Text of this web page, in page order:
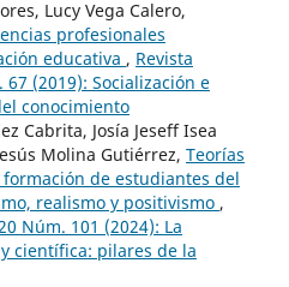
Lucy Vega Calero,
profesionales
educativa , Revista
(2019): Socialización e
conocimiento
Cabrita, Josía Jeseff Isea
Molina Gutiérrez, Teorías
de estudiantes del
realismo y positivismo ,
Núm. 101 (2024): La
científica: pilares de la